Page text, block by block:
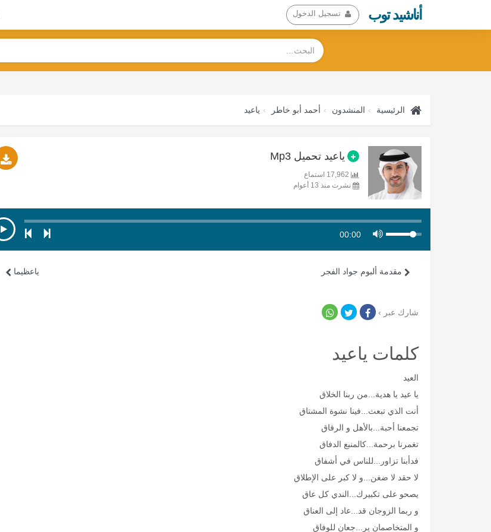
أناشيد توب تسجيل الدخول
الرئيسية المنشدون أحمد أبو خاطر ياعيد
ياعيد تحميل Mp3
نشرت منذ 13 أعوام
00:00
ياعظيما مقدمة ألبوم جواد الفجر
شارك عبر ›
كلمات ياعيد
العيد
يا عيد يا هدية...من ربنا الخلاق
أنت الذي تبعث...فينا نشوة المشتاق
تجمعنا أحبة...بالأهل و الرفاق
تغمرنا برحمة...كالمنبع الدفاق
فدأبنا تزاور...للناس في أشفاق
لا حقد لا ضغن...و لا كبر على الإطلاق
يصحو على تكبيرك...الندي كل عاق
و ربما الزوجان قد...عاد إلى العناق
و المتخاصمان ير...جعان للوفاق